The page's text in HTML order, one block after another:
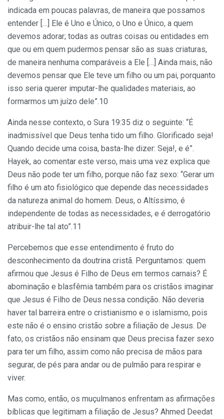
indicada em poucas palavras, de maneira que possamos
entender […] Ele é Uno e Único, o Uno e Único, a quem
devemos adorar; todas as outras coisas ou entidades em
que ou em quem pudermos pensar são as suas criaturas,
de maneira nenhuma comparáveis a Ele […] Ainda mais, não
devemos pensar que Ele teve um filho ou um pai, porquanto
isso seria querer imputar-lhe qualidades materiais, ao
formarmos um juízo dele”.10
Ainda nesse contexto, o Sura 19:35 diz o seguinte: “É
inadmissível que Deus tenha tido um filho. Glorificado seja!
Quando decide uma coisa, basta-lhe dizer: Seja!, e é”.
Hayek, ao comentar este verso, mais uma vez explica que
Deus não pode ter um filho, porque não faz sexo: “Gerar um
filho é um ato fisiológico que depende das necessidades
da natureza animal do homem. Deus, o Altíssimo, é
independente de todas as necessidades, e é derrogatório
atribuir-lhe tal ato”.11
Percebemos que esse entendimento é fruto do
desconhecimento da doutrina cristã. Perguntamos: quem
afirmou que Jesus é Filho de Deus em termos carnais? É
abominação e blasfêmia também para os cristãos imaginar
que Jesus é Filho de Deus nessa condição. Não deveria
haver tal barreira entre o cristianismo e o islamismo, pois
este não é o ensino cristão sobre a filiação de Jesus. De
fato, os cristãos não ensinam que Deus precisa fazer sexo
para ter um filho, assim como não precisa de mãos para
segurar, de pés para andar ou de pulmão para respirar e
viver.
Mas como, então, os muçulmanos enfrentam as afirmações
bíblicas que legitimam a filiação de Jesus? Ahmed Deedat